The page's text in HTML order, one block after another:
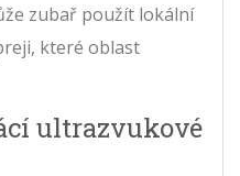
zubař použít lokální
které oblast
ultrazvukové